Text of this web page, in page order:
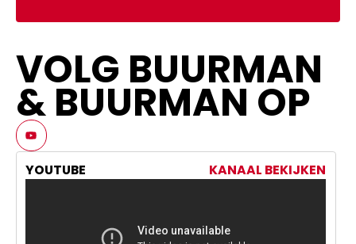
VOLG BUURMAN
& BUURMAN OP
YOUTUBE KANAAL BEKIJKEN